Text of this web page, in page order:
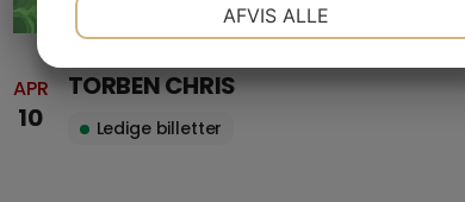
APR
10
TORBEN CHRIS
Ledige billetter
MARKETING
AFVIS ALLE